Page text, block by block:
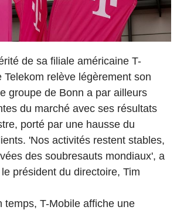
de sa filiale américaine T-
Telekom relève légèrement son
groupe de Bonn a par ailleurs
du marché avec ses résultats
porté par une hausse du
'Nos activités restent stables,
des soubresauts mondiaux', a
président du directoire, Tim
temps, T-Mobile affiche une